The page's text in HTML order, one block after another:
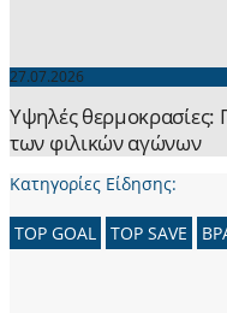
27.07.2026
Yψηλές
των φιλικών αγώνων
Κατηγορίες Είδησης:
TOP GOAL TOP SAVE